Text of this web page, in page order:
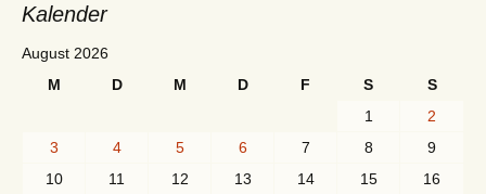
Kalender
August 2026
M
D M D F S
S
1
2
3
4 5 6 7 8
9
10
11 12 13 14 15
16